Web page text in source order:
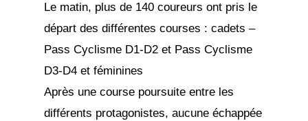
Le matin, plus de 140 coureurs ont pris le
départ des différentes courses : cadets –
Pass Cyclisme D1-D2 et Pass Cyclisme
D3-D4 et féminines
Après une course poursuite entre les
différents protagonistes, aucune échappée